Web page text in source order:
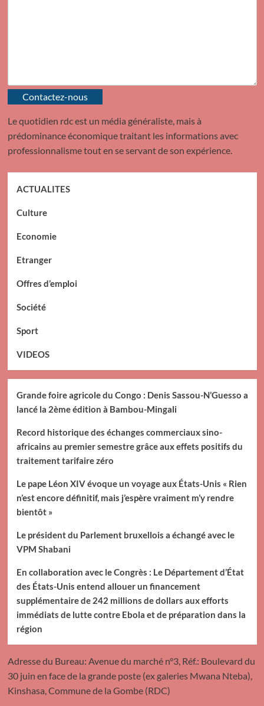
Contactez-nous
Le quotidien rdc est un média généraliste, mais à
prédominance économique traitant les informations avec
professionnalisme tout en se servant de son expérience.
ACTUALITES
Culture
Economie
Etranger
Offres d’emploi
Société
Sport
VIDEOS
Grande foire agricole du Congo : Denis Sassou-N’Guesso a
lancé la 2ème édition à Bambou-Mingali
Record historique des échanges commerciaux sino-
africains au premier semestre grâce aux effets positifs du
traitement tarifaire zéro
Le pape Léon XIV évoque un voyage aux États-Unis « Rien
n’est encore définitif, mais j’espère vraiment m’y rendre
bientôt »
Le président du Parlement bruxellois a échangé avec le
VPM Shabani
En collaboration avec le Congrès : Le Département d’État
des États-Unis entend allouer un financement
supplémentaire de 242 millions de dollars aux efforts
immédiats de lutte contre Ebola et de préparation dans la
région
Adresse du Bureau: Avenue du marché n°3, Réf.: Boulevard du
30 juin en face de la grande poste (ex galeries Mwana Nteba),
Kinshasa, Commune de la Gombe (RDC)